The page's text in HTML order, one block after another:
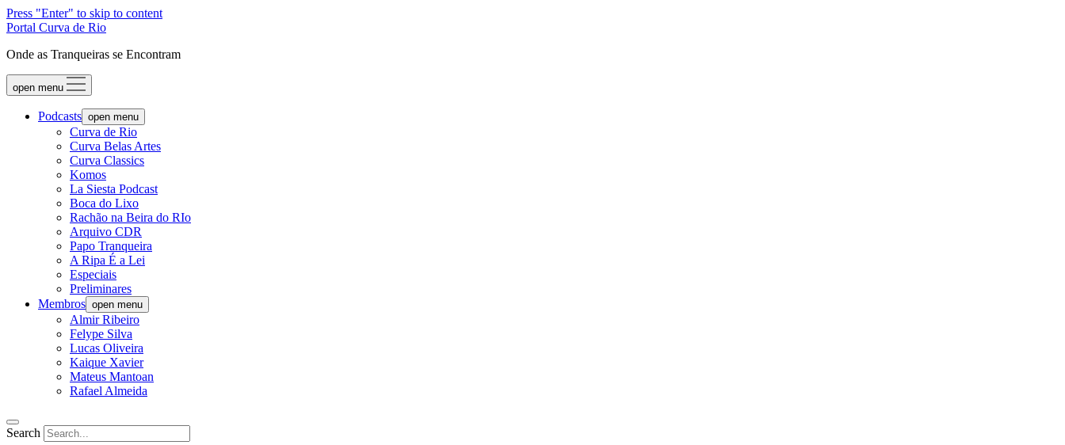
Press "Enter" to skip to content
Portal Curva de Rio
Onde as Tranqueiras se Encontram
open menu
Podcasts open menu
Curva de Rio
Curva Belas Artes
Curva Classics
Komos
La Siesta Podcast
Boca do Lixo
Rachão na Beira do RIo
Arquivo CDR
Papo Tranqueira
A Ripa É a Lei
Especiais
Preliminares
Membros open menu
Almir Ribeiro
Felype Silva
Lucas Oliveira
Kaique Xavier
Mateus Mantoan
Rafael Almeida
Search